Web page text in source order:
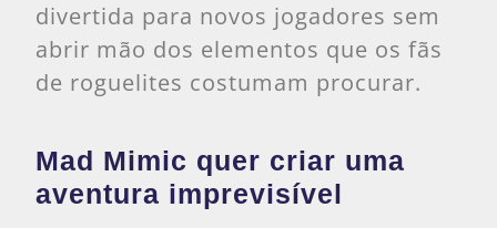
divertida para novos jogadores sem
abrir mão dos elementos que os fãs
de roguelites costumam procurar.
Mad Mimic quer criar uma
aventura imprevisível